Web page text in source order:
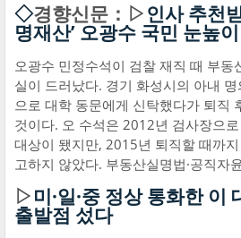
◇경향신문：▷인사 추천
명재산’ 오광수 국민 눈높
오광수 민정수석이 검찰 재직 때 부동
실이 드러났다. 경기 화성시의 아내 명
으로 대학 동문에게 신탁했다가 퇴직
것이다. 오 수석은 2012년 검사장으
대상이 됐지만, 2015년 퇴직할 때까
고하지 않았다. 부동산실명법·공직자
▷미·일·중 정상 통화한 이
출발점 섰다